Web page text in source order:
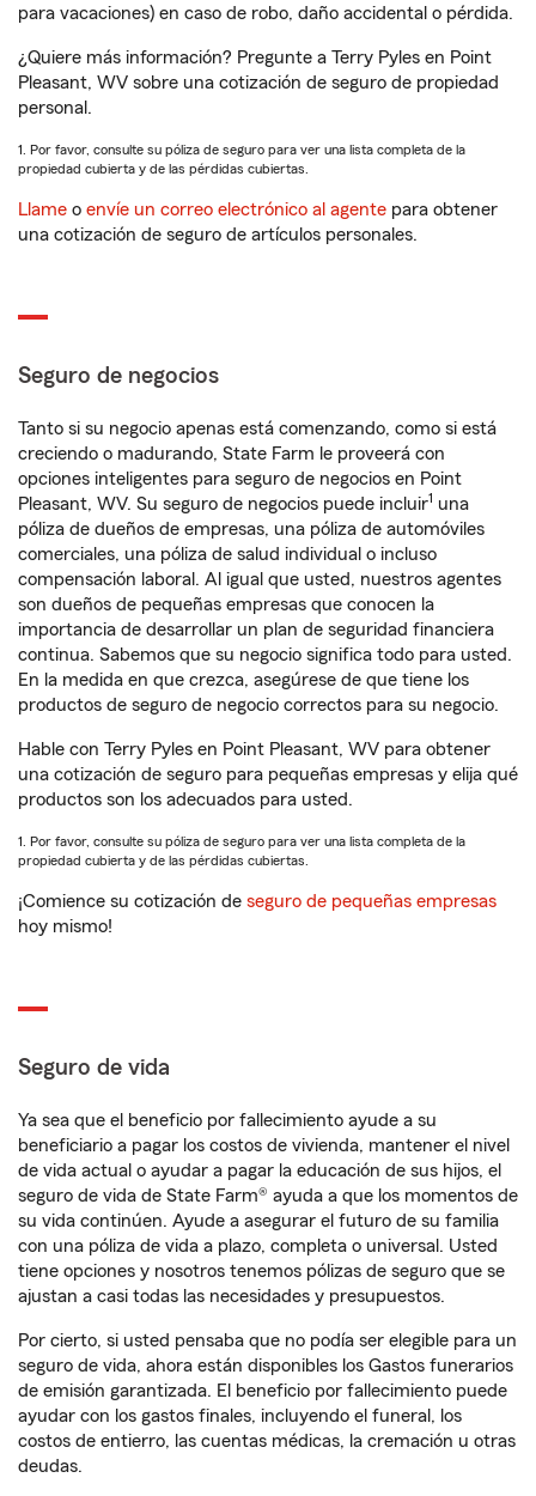
para vacaciones) en caso de robo, daño accidental o pérdida.
¿Quiere más información? Pregunte a Terry Pyles en Point
Pleasant, WV sobre una cotización de seguro de propiedad
personal.
1. Por favor, consulte su póliza de seguro para ver una lista completa de la
propiedad cubierta y de las pérdidas cubiertas.
Llame o envíe un correo electrónico al agente para obtener
una cotización de seguro de artículos personales.
Seguro de negocios
Tanto si su negocio apenas está comenzando, como si está
creciendo o madurando, State Farm le proveerá con
opciones inteligentes para seguro de negocios en Point
Pleasant, WV. Su seguro de negocios puede incluir1 una
póliza de dueños de empresas, una póliza de automóviles
comerciales, una póliza de salud individual o incluso
compensación laboral. Al igual que usted, nuestros agentes
son dueños de pequeñas empresas que conocen la
importancia de desarrollar un plan de seguridad financiera
continua. Sabemos que su negocio significa todo para usted.
En la medida en que crezca, asegúrese de que tiene los
productos de seguro de negocio correctos para su negocio.
Hable con Terry Pyles en Point Pleasant, WV para obtener
una cotización de seguro para pequeñas empresas y elija qué
productos son los adecuados para usted.
1. Por favor, consulte su póliza de seguro para ver una lista completa de la
propiedad cubierta y de las pérdidas cubiertas.
¡Comience su cotización de seguro de pequeñas empresas
hoy mismo!
Seguro de vida
Ya sea que el beneficio por fallecimiento ayude a su
beneficiario a pagar los costos de vivienda, mantener el nivel
de vida actual o ayudar a pagar la educación de sus hijos, el
seguro de vida de State Farm® ayuda a que los momentos de
su vida continúen. Ayude a asegurar el futuro de su familia
con una póliza de vida a plazo, completa o universal. Usted
tiene opciones y nosotros tenemos pólizas de seguro que se
ajustan a casi todas las necesidades y presupuestos.
Por cierto, si usted pensaba que no podía ser elegible para un
seguro de vida, ahora están disponibles los Gastos funerarios
de emisión garantizada. El beneficio por fallecimiento puede
ayudar con los gastos finales, incluyendo el funeral, los
costos de entierro, las cuentas médicas, la cremación u otras
deudas.